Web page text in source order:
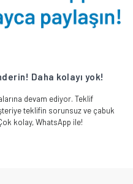
Daha kolayı yok!
devam ediyor. Teklif
teklifin sorunsuz ve çabuk
kolay, WhatsApp ile!